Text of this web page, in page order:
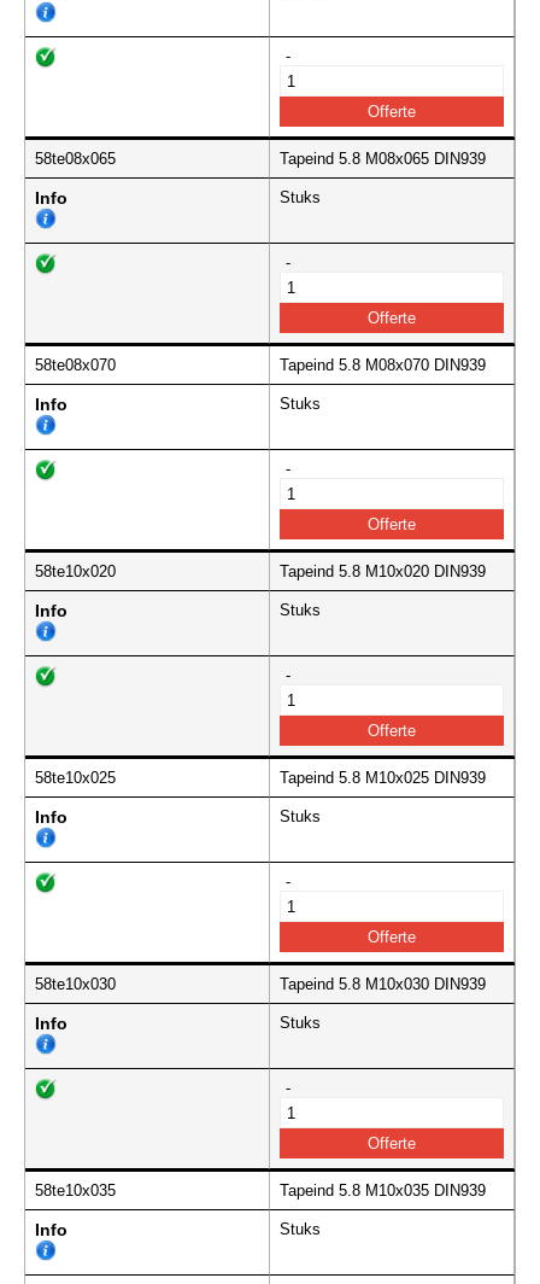
-
58te08x065 Tapeind 5.8 M08x065 DIN939
Info Stuks
-
58te08x070 Tapeind 5.8 M08x070 DIN939
Info Stuks
-
58te10x020 Tapeind 5.8 M10x020 DIN939
Info Stuks
-
58te10x025 Tapeind 5.8 M10x025 DIN939
Info Stuks
-
58te10x030 Tapeind 5.8 M10x030 DIN939
Info Stuks
-
58te10x035 Tapeind 5.8 M10x035 DIN939
Info Stuks